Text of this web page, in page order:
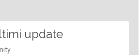
update